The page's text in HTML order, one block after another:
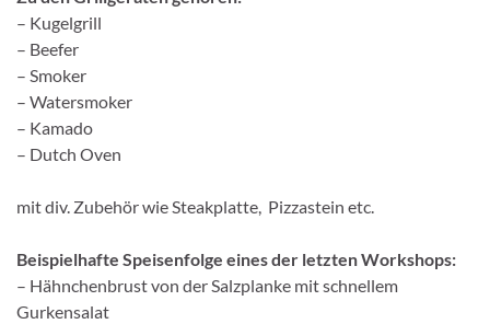
– Kugelgrill
– Beefer
– Smoker
– Watersmoker
– Kamado
– Dutch Oven
mit div. Zubehör wie Steakplatte, Pizzastein etc.
Beispielhafte Speisenfolge eines der letzten Workshops:
– Hähnchenbrust von der Salzplanke mit schnellem
Gurkensalat